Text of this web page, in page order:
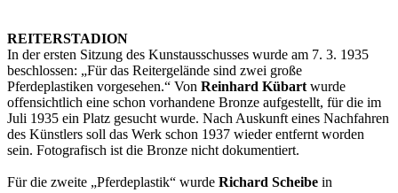
REITERSTADION
In der ersten Sitzung des Kunstausschusses wurde am 7. 3. 1935
beschlossen: „Für das Reitergelände sind zwei große
Pferdeplastiken vorgesehen.“ Von Reinhard Kübart wurde
offensichtlich eine schon vorhandene Bronze aufgestellt, für die im
Juli 1935 ein Platz gesucht wurde. Nach Auskunft eines Nachfahren
des Künstlers soll das Werk schon 1937 wieder entfernt worden
sein. Fotografisch ist die Bronze nicht dokumentiert.
Für die zweite „Pferdeplastik“ wurde Richard Scheibe in